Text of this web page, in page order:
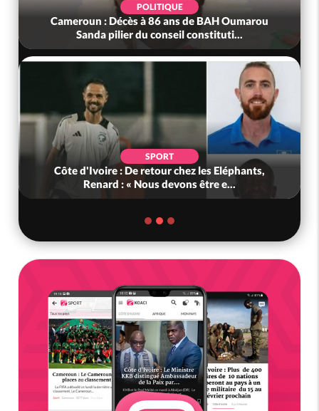
POLITIQUE
Cameroun : Décès à 86 ans de BAH Oumarou
Sanda pilier du conseil constituti...
SPORT
Côte d'Ivoire : De retour chez les Eléphants,
Renard : « Nous devons être e...